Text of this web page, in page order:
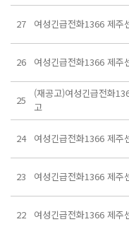
27 여성긴급전화1366 제주
26 여성긴급전화1366 제주
25
(재공고)여성긴급전화
고
24 여성긴급전화1366 제주
23 여성긴급전화1366 제주
22 여성긴급전화1366 제주